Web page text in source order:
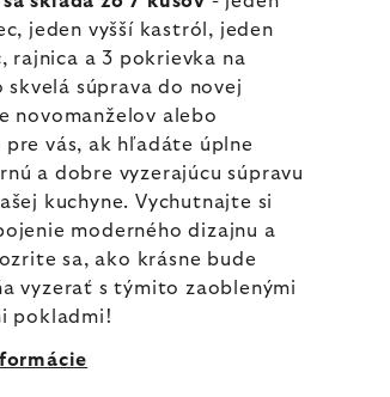
jeden vyšší kastról, jeden
rajnica a 3 pokrievka na
skvelá súprava do novej
novomanželov alebo
pre vás, ak hľadáte úplne
a dobre vyzerajúcu súpravu
kuchyne. Vychutnajte si
moderného dizajnu a
sa, ako krásne bude
vyzerať s týmito zaoblenými
pokladmi!